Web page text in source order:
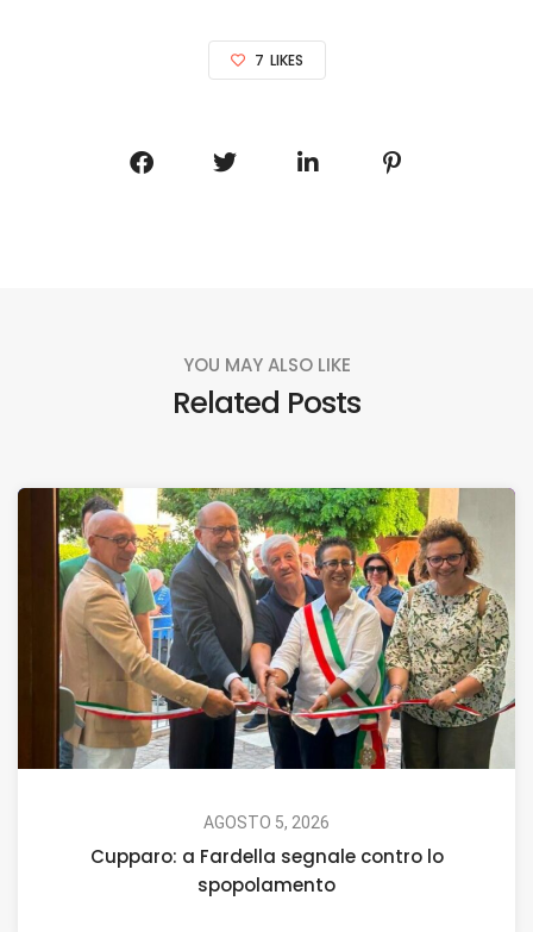
7 LIKES
YOU MAY ALSO LIKE
Related Posts
AGOSTO 5, 2026
Cupparo: a Fardella segnale contro lo
spopolamento